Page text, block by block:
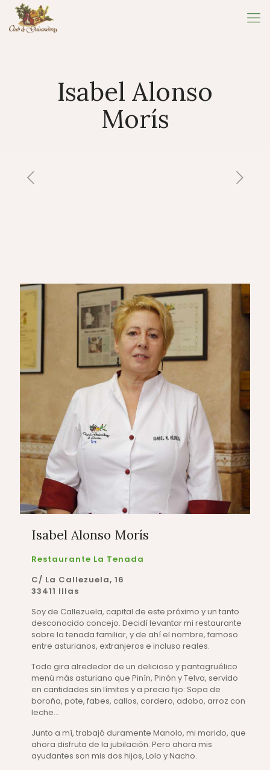
Isabel Alonso
Morís
Isabel Alonso Morís
Restaurante La Tenada
C/ La Callezuela, 16
33411 Illas
Soy de Callezuela, capital de este próximo y un tanto
desconocido concejo. Decidí levantar mi restaurante
sobre la tenada familiar, y de ahí el nombre, famoso
entre asturianos, extranjeros e incluso reales.
Todo gira alrededor de un delicioso y pantagruélico
menú más asturiano que Pinín, Pinón y Telva, servido
en cantidades sin límites y a precio fijo: Sopa de
boroña, pote, fabes, callos, cordero, adobo, arroz con
leche…
Junto a mí, trabajó duramente Manolo, mi marido, que
ahora disfruta de la jubilación. Pero ahora mis
ayudantes son mis dos hijos, Lolo y Nacho.